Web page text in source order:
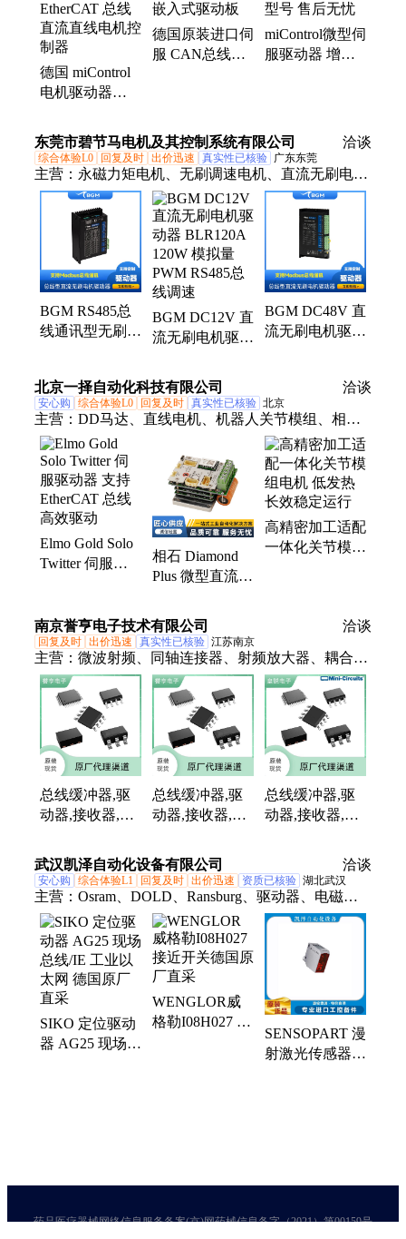
服、刷电机控制器、液压浮动卡钳、低压控制器
德国 miControl
电机驱动器
直流直线电机控
制器
德国原装进口伺
服 CAN总线步
miControl微型伺
服驱动器 增量
东莞市碧节马电机及其控制系统有限公司 洽谈
综合体验L0 回复及时 出价迅速 真实性已核验 广东东莞
主营： 永磁力矩电机、无刷调速电机、直流无刷电
机、直流无刷驱动器、无刷减速电机
BGM RS485总
线通讯型无刷驱
持模拟量/PWM
BGM DC12V 直
流无刷电机驱动
120W 模拟量
PWM RS485总
线调速
BGM DC48V 直
流无刷电机驱动
量/PWM
北京一择自动化科技有限公司 洽谈
安心购 综合体验L0 回复及时 真实性已核验 北京
主营： DD马达、直线电机、机器人关节模组、相石
微型直流伺服驱动器、高创驱动器、微型直流伺服驱
动器、高性能直流伺服驱动器、伺服电机驱动器、伺
服直流低压驱动器、直线电机平台、非标自动化设备
定制、系统集成、雷尼绍光栅、伺服控制器、轻量化
伺服驱动板、直驱电机、开放式光栅尺、中空伺服直
驱电机、无刷伺服空心杯电机、线性直线电机、马达
伺服电机、无铁芯直线电机、0.1Nm空心杯伺服、大
Elmo Gold Solo
Twitter 伺服驱
高效驱动
相石 Diamond
Plus 微型直流伺
线通讯驱动
高精密加工适配
一体化关节模组
南京誉亨电子技术有限公司 洽谈
回复及时 出价迅速 真实性已核验 江苏南京
主营： 微波射频、同轴连接器、射频放大器、耦合
器、滤波器、功分器、变压器、集成电路、衰减器、
混频器、振荡器
总线缓冲器,驱
动器,接收器,收
SN74LVC244APWR
总线缓冲器,驱
动器,接收器,收
SN74HCT245PWR
总线缓冲器,驱
动器,接收器,收
SN74AHC240DWR
武汉凯泽自动化设备有限公司 洽谈
安心购 综合体验L1 回复及时 出价迅速 资质已核验 湖北武汉
主营： Osram、DOLD、Ransburg、驱动器、电磁
阀、安全开关、安全阀座、编码器、超声波传感器、
轴承、Enerpac、工业相机、制动器、发射机、喷枪、
电机、真空发生器、换能器、分析仪、卡盘、安全离
合器、螺杆、键盘、网关
SIKO 定位驱动
器 AG25 现场总
WENGLOR威
格勒I08H027 接
SENSOPART 漫
射激光传感器
药品医疗器械网络信息服务备案(京)网药械信息备字（2021）第00159号